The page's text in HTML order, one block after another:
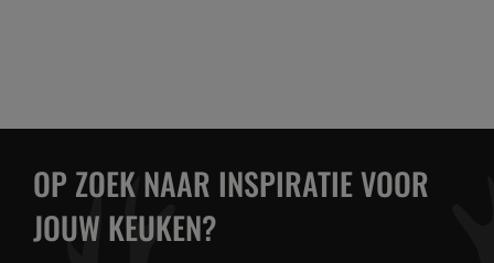
OP ZOEK NAAR INSPIRATIE VOOR
JOUW KEUKEN?